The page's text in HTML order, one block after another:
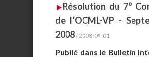
Résolution du 7°
de l’OCML-VP -
2008/ 2008-09-01
Publié dans le Bulletin